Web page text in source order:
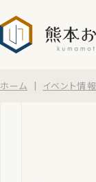
ホーム イベント情報